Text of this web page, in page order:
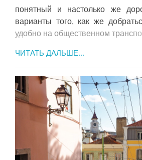
понятный и настолько же
варианты того, как же
удобно на общественном
ЧИТАТЬ ДАЛЬШЕ...